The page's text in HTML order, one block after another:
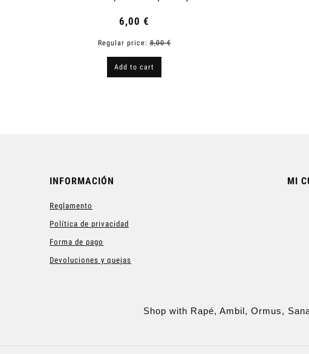
6,00 €
Regular price:8,00 €
Add to cart
INFORMACIÓN
Reglamento
Política de privacidad
Forma de pago
Devoluciones y quejas
MI
Shop with Rapé, Ambil, Ormus,